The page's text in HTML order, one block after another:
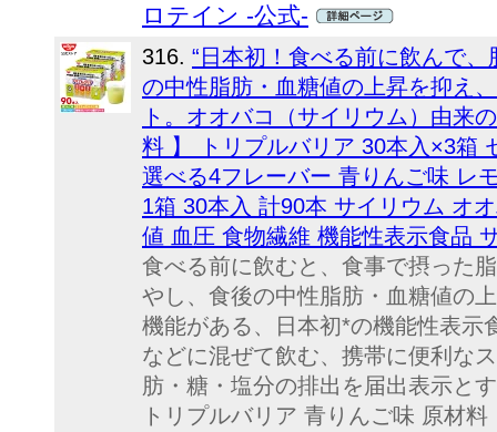
ロテイン -公式-
316. “日本初！食べる前に飲んで
の中性脂肪・血糖値の上昇を抑え
ト。オオバコ（サイリウム）由来
料 】 トリプルバリア 30本入×3箱
選べる4フレーバー 青りんご味 レ
1箱 30本入 計90本 サイリウム オ
値 血圧 食物繊維 機能性表示食品
食べる前に飲むと、食事で摂った
やし、食後の中性脂肪・血糖値の
機能がある、日本初*の機能性表示
などに混ぜて飲む、携帯に便利な
肪・糖・塩分の排出を届出表示と
トリプルバリア 青りんご味 原材